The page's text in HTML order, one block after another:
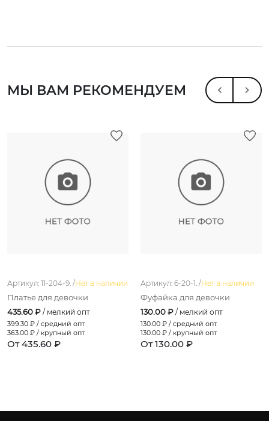
МЫ ВАМ РЕКОМЕНДУЕМ
Артикул: 11-204-9. /Нет в наличии
Платье для девочки
435.60 ₽ / мелкий опт
399.30 ₽ / средний опт
363.00 ₽ / крупный опт
От 435.60 ₽
Артикул: 6-20-1. /Нет в наличии
Фуфайка для девочки
130.00 ₽ / мелкий опт
130.00 ₽ / средний опт
130.00 ₽ / крупный опт
От 130.00 ₽